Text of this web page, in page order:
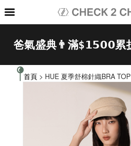
首頁 > HUE 夏季舒棉針織BRA TOP